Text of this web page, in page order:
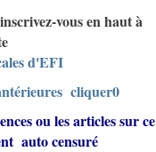
vous en haut à
d'EFI
cliquer0
ou les articles sur ce
auto censuré